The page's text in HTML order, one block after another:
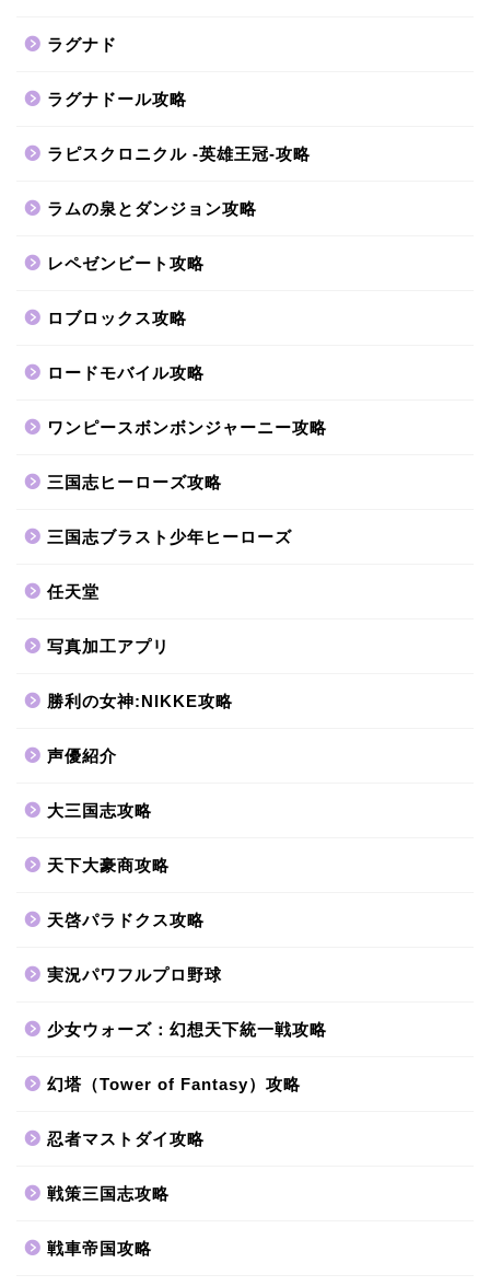
ラグナド
ラグナドール攻略
ラピスクロニクル -英雄王冠-攻略
ラムの泉とダンジョン攻略
レペゼンビート攻略
ロブロックス攻略
ロードモバイル攻略
ワンピースボンボンジャーニー攻略
三国志ヒーローズ攻略
三国志ブラスト少年ヒーローズ
任天堂
写真加工アプリ
勝利の女神:NIKKE攻略
声優紹介
大三国志攻略
天下大豪商攻略
天啓パラドクス攻略
実況パワフルプロ野球
少女ウォーズ：幻想天下統一戦攻略
幻塔（Tower of Fantasy）攻略
忍者マストダイ攻略
戦策三国志攻略
戦車帝国攻略